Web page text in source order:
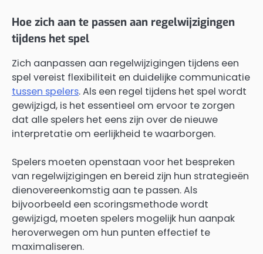
Hoe zich aan te passen aan regelwijzigingen
tijdens het spel
Zich aanpassen aan regelwijzigingen tijdens een
spel vereist flexibiliteit en duidelijke communicatie
tussen spelers. Als een regel tijdens het spel wordt
gewijzigd, is het essentieel om ervoor te zorgen
dat alle spelers het eens zijn over de nieuwe
interpretatie om eerlijkheid te waarborgen.
Spelers moeten openstaan voor het bespreken
van regelwijzigingen en bereid zijn hun strategieën
dienovereenkomstig aan te passen. Als
bijvoorbeeld een scoringsmethode wordt
gewijzigd, moeten spelers mogelijk hun aanpak
heroverwegen om hun punten effectief te
maximaliseren.